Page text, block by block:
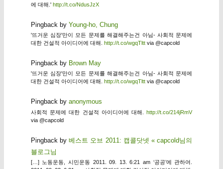
에 대해.' http://t.co/NdusJzX
Pingback by Young-ho, Chung
'뜨거운 심장'만이 모든 문제를 해결해주는건 아님- 사회적 문제에
대한 건설적 아이디어에 대해. http://t.co/wgqTlttvia @capcold
Pingback by Brown May
'뜨거운 심장'만이 모든 문제를 해결해주는건 아님- 사회적 문제에
대한 건설적 아이디어에 대해.
http://t.co/wgqTlttvia @capcold
Pingback by anonymous
사회적 문제에 대한 건설적 아이디어에 대해.http://t.co/214jRmV
via @capcold
Pingback by베스트 오브 2011: 캡콜닷넷 « capcold님의
블로그님
[…] 노동운동, 시민운동 2011. 09. 13. 6:21 am ‘공공’에 관하여.